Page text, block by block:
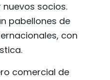
socios.
pabellones de
con
comercial de